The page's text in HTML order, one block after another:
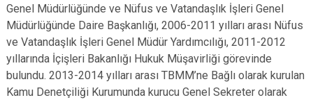
Genel Müdürlüğünde ve Nüfus ve Vatandaşlık İşleri Genel
Müdürlüğünde Daire Başkanlığı, 2006-2011 yılları arası Nüfus
ve Vatandaşlık İşleri Genel Müdür Yardımcılığı, 2011-2012
yıllarında İçişleri Bakanlığı Hukuk Müşavirliği görevinde
bulundu. 2013-2014 yılları arası TBMM’ne Bağlı olarak kurulan
Kamu Denetçiliği Kurumunda kurucu Genel Sekreter olarak